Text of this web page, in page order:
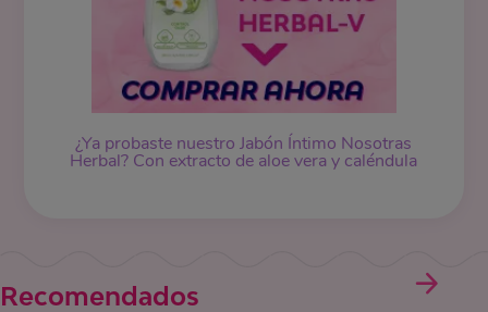
¿Ya probaste nuestroJabón Íntimo Nosotras
Herbal? Con extracto de aloe vera y caléndula
Recomendados